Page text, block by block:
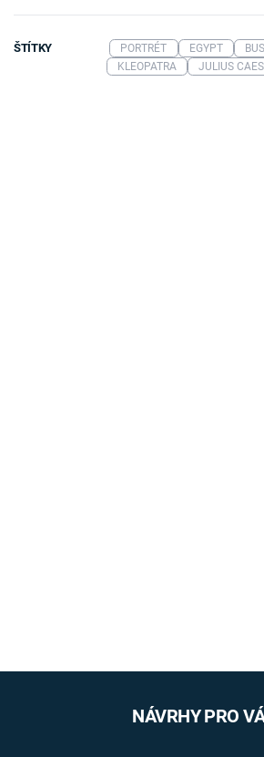
ŠTÍTKY PORTRÉT EGYPT
KLEOPATRA
JULIUS
NÁVRHY PRO